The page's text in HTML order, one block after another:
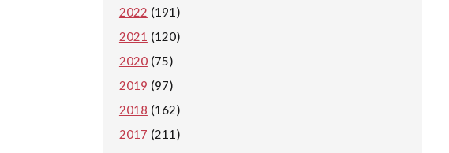
2022 (191)
2021 (120)
2020(75)
2019 (97)
2018 (162)
2017 (211)